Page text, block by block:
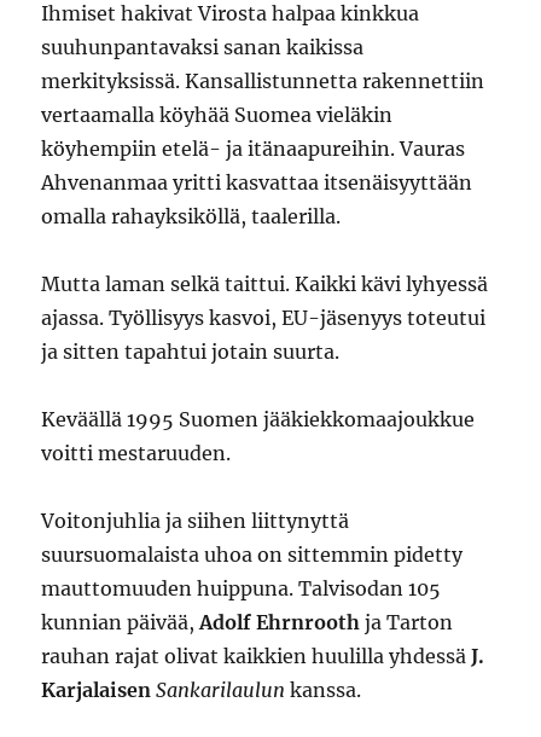
Ihmiset hakivat Virosta halpaa kinkkua
suuhunpantavaksi sanan kaikissa
merkityksissä. Kansallistunnetta rakennettiin
vertaamalla köyhää Suomea vieläkin
köyhempiin etelä- ja itänaapureihin. Vauras
Ahvenanmaa yritti kasvattaa itsenäisyyttään
omalla rahayksiköllä, taalerilla.
Mutta laman selkä taittui. Kaikki kävi lyhyessä
ajassa. Työllisyys kasvoi, EU-jäsenyys toteutui
ja sitten tapahtui jotain suurta.
Keväällä 1995 Suomen jääkiekkomaajoukkue
voitti mestaruuden.
Voitonjuhlia ja siihen liittynyttä
suursuomalaista uhoa on sittemmin pidetty
mauttomuuden huippuna. Talvisodan 105
kunnian päivää,Adolf Ehrnrooth ja Tarton
rauhan rajat olivat kaikkien huulilla yhdessäJ.
Karjalaisen Sankarilaulun kanssa.